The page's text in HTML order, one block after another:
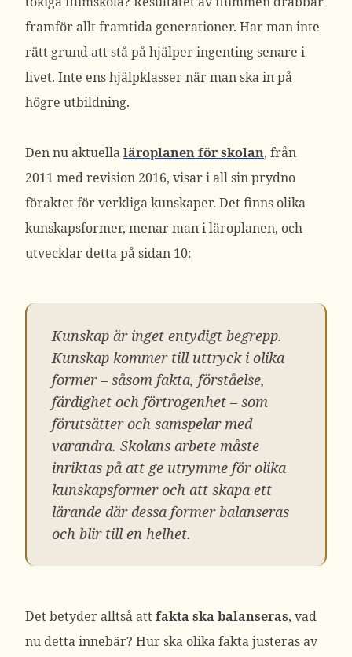
framför allt framtida generationer. Har man inte
rätt grund att stå på hjälper ingenting senare i
livet. Inte ens hjälpklasser när man ska in på
högre utbildning.
Den nu aktuellaläroplanen för skolan, från
2011 med revision 2016, visar i all sin prydno
föraktet för verkliga kunskaper. Det finns olika
kunskapsformer, menar man i läroplanen, och
utvecklar detta på sidan 10:
Kunskap är inget entydigt begrepp.
Kunskap kommer till uttryck i olika
former – såsom fakta, förståelse,
färdighet och förtrogenhet – som
förutsätter och samspelar med
varandra. Skolans arbete måste
inriktas på att ge utrymme för olika
kunskapsformer och att skapa ett
lärande där dessa former balanseras
och blir till en helhet.
Det betyder alltså attfakta ska balanseras, vad
nu detta innebär? Hur ska olika fakta justeras av